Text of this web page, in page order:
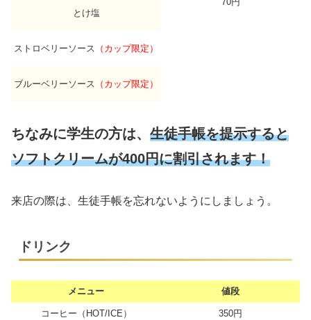
とけ塩
ストロベリーソース （カップ限定）
ブルーベリーソース （カップ限定）
ちなみに学生の方は、 生徒手帳を提示すると
ソフトクリームが400円に割引されます！
来店の際は、生徒手帳を忘れないようにしましょう。
ドリンク
メニュー 値段
コーヒー（HOT/ICE） 350円